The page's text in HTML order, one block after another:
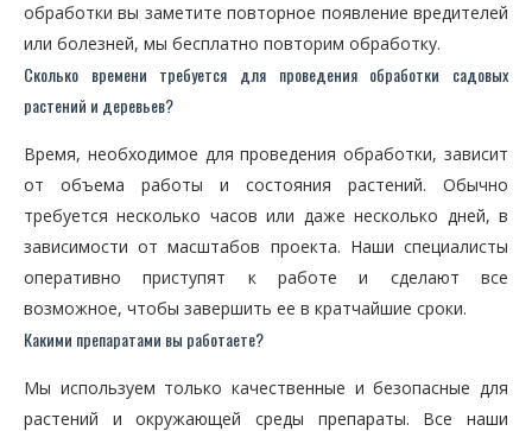
обработки вы заметите повторное появление вредителей
или болезней, мы бесплатно повторим обработку.
Сколько времени требуется для проведения обработки садовых
растений и деревьев?
Время, необходимое для проведения обработки, зависит
от объема работы и состояния растений. Обычно
требуется несколько часов или даже несколько дней, в
зависимости от масштабов проекта. Наши специалисты
оперативно приступят к работе и сделают все
возможное, чтобы завершить ее в кратчайшие сроки.
Какими препаратами вы работаете?
Мы используем только качественные и безопасные для
растений и окружающей среды препараты. Все наши